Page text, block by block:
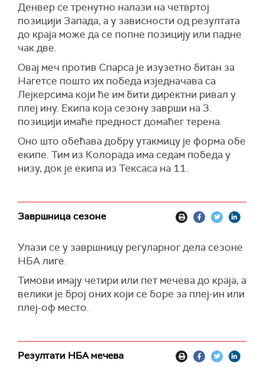
Денвер се тренутно налази на четвртој
позицији Запада, а у зависности од резултата
до краја може да се попне позицију или падне
чак две.
Овај меч против Спарса је изузетно битан за
Нагетсе пошто их победа изједначава са
Лејкерсима који ће им бити директни ривал у
плеј ину. Екипа која сезону заврши на 3.
позицији имаће предност домаћег терена.
Oно што обећава добру утакмицу је форма обе
екипе. Тим из Колорада има седам победа у
низу, док је екипа из Тексаса на 11.
Завршница сезоне
Улази се у завршницу регуларног дела сезоне
НБА лиге.
Тимови имају четири или пет мечева до краја, а
велики је број оних који се боре за плеј-ин или
плеј-оф место.
Резултати НБА мечева